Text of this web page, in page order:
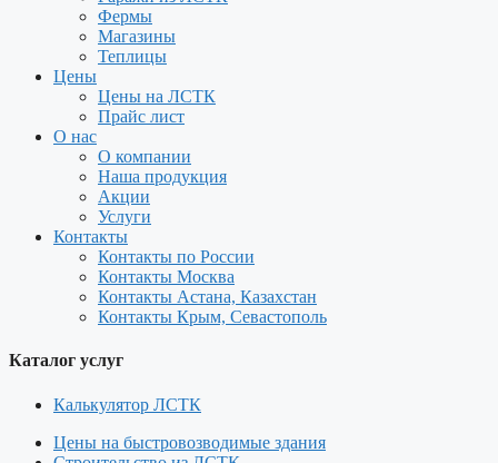
Фермы
Магазины
Теплицы
Цены
Цены на ЛСТК
Прайс лист
О нас
О компании
Наша продукция
Акции
Услуги
Контакты
Контакты по России
Контакты Москва
Контакты Астана, Казахстан
Контакты Крым, Севастополь
Каталог услуг
Калькулятор ЛСТК
Цены на быстровозводимые здания